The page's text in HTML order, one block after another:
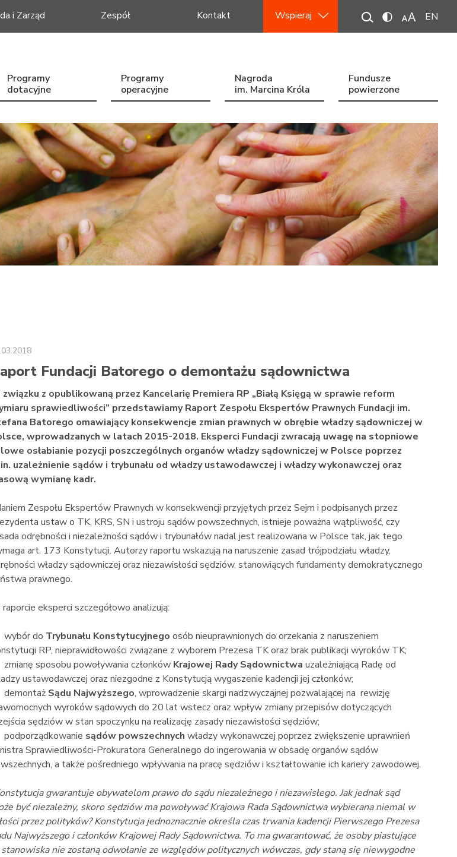
i Zarząd Zespół Kontakt Wspieraj EN
Programy
dotacyjne
Programy
operacyjne
Nagroda
im. Marcina Króla
Fundusze
powierzone
Fundacji Batorego o demontażu sądownictwa
z opublikowaną przez Kancelarię Premiera RP „Białą Księgą w sprawie reform
sprawiedliwości” przedstawiamy Raport Zespołu Ekspertów Prawnych Fundacji im.
Batorego omawiający konsekwencje zmian prawnych w obrębie władzy sądowniczej w
wprowadzanych w latach 2015-2018. Eksperci Fundacji zwracają uwagę na stopniowe
osłabianie pozycji poszczególnych organów władzy sądowniczej w Polsce poprzez
uzależnienie sądów i trybunału od władzy ustawodawczej i władzy wykonawczej oraz
wymianę kadr.
Zespołu Ekspertów Prawnych w konsekwencji przyjętych przez Sejm i podpisanych przez
ustaw o TK, KRS, SN i ustroju sądów powszechnych, istnieje poważna wątpliwość, czy
odrębności i niezależności sądów i trybunałów nadal jest realizowana w Polsce tak, jak tego
art. 173 Konstytucji. Autorzy raportu wskazują na naruszenie zasad trójpodziału władzy,
władzy sądowniczej oraz niezawisłości sędziów, stanowiących fundamenty demokratycznego
prawnego.
eksperci szczegółowo analizują:
do Trybunału Konstytucyjnego osób nieuprawnionych do orzekania z naruszeniem
RP, nieprawidłowości związane z wyborem Prezesa TK oraz brak publikacji wyroków TK;
sposobu powoływania członków Krajowej Rady Sądownictwa uzależniającą Radę od
ustawodawczej oraz niezgodne z Konstytucją wygaszenie kadencji jej członków;
Sądu Najwyższego, wprowadzenie skargi nadzwyczajnej pozwalającej na rewizję
wyroków sądowych do 20 lat wstecz oraz wpływ zmiany przepisów dotyczących
sędziów w stan spoczynku na realizację zasady niezawisłości sędziów;
sądów powszechnych władzy wykonawczej poprzez zwiększenie uprawnień
Sprawiedliwości-Prokuratora Generalnego do ingerowania w obsadę organów sądów
a także pośredniego wpływania na pracę sędziów i kształtowanie ich kariery zawodowej.
gwarantuje obywatelom prawo do sądu niezależnego i niezawisłego. Jak jednak sąd
być niezależny, skoro sędziów ma powoływać Krajowa Rada Sądownictwa wybierana niemal w
przez polityków? Konstytucja jednoznacznie określa czas trwania kadencji Pierwszego Prezesa
Najwyższego i członków Krajowej Rady Sądownictwa. To ma gwarantować, że osoby piastujące
nie zostaną odwołanie ze względów politycznych wówczas, gdy staną się niewygodne